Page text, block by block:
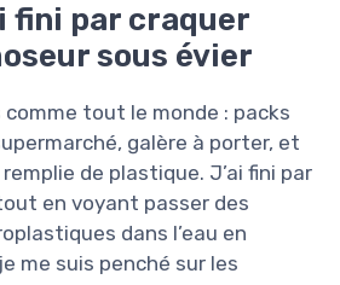
fini par craquer
sous évier
tout le monde : packs
galère à porter, et
de plastique. J’ai fini par
en voyant passer des
dans l’eau en
me suis penché sur les